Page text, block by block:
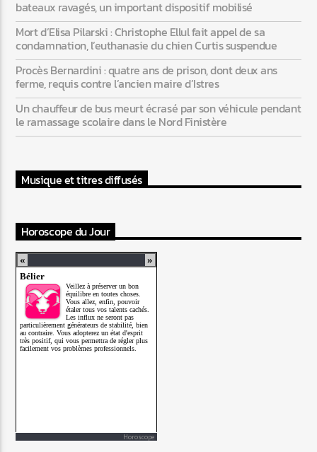
bateaux ravagés, un important dispositif mobilisé
Mort d’Elisa Pilarski : Christophe Ellul fait appel de sa
condamnation, l’euthanasie du chien Curtis suspendue
Procès Bernardini : quatre ans de prison, dont deux ans
ferme, requis contre l’ancien maire d’Istres
Un chauffeur de bus meurt écrasé par son véhicule pendant
le ramassage scolaire dans le Nord Finistère
Musique et titres diffusés
Horoscope du Jour
Horoscope